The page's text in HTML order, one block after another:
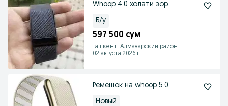
Whoop 4.0 холати зор
Б/у
597 500 сум
Ташкент, Алмазарский район
02 августа 2026 г.
Ремешок на whoop 5.0
Новый